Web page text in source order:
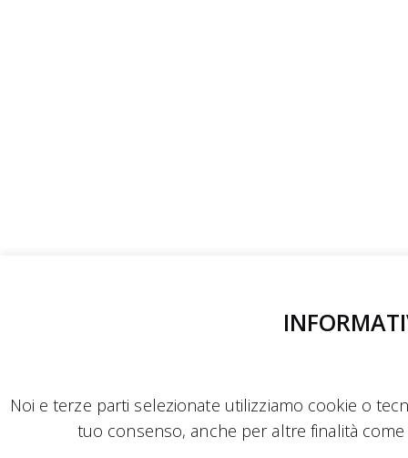
Noi e terze parti selezionate utilizziamo cookie o
tuo consenso, anche per altre finalità